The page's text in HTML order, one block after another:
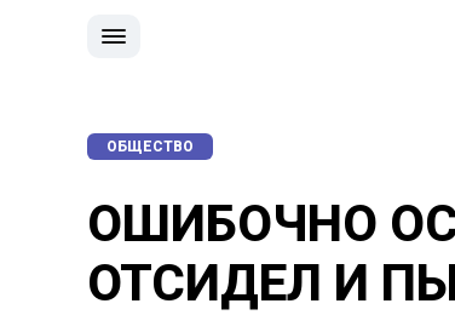
ОБЩЕСТВО
ОШИБОЧНО
ОТСИДЕЛ И